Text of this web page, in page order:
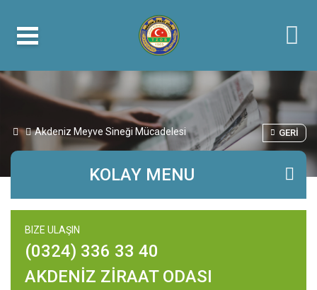
Akdeniz Meyve Sineği Mücadelesi GERI
KOLAY MENU
BIZE ULAŞIN
(0324) 336 33 40
AKDENİZ ZİRAAT ODASI